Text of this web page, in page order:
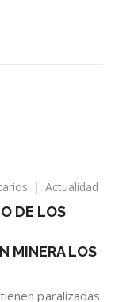
en
DE
EL
LOS
Actualidad
DE LOS
MINERA LOS
paralizadas